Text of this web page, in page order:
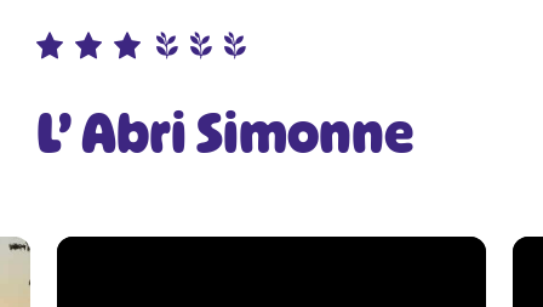
L’ Abri Simonne